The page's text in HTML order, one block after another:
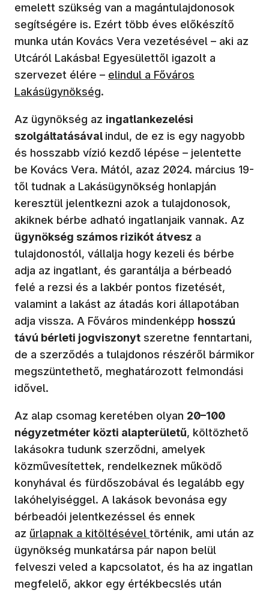
emelett szükség van a magántulajdonosok
segítségére is. Ezért több éves előkészítő
munka után Kovács Vera vezetésével – aki az
Utcáról Lakásba! Egyesülettől igazolt a
szervezet élére – elindul a Főváros
Lakásügynökség.
Az ügynökség az ingatlankezelési
szolgáltatásával indul, de ez is egy nagyobb
és hosszabb vízió kezdő lépése – jelentette
be Kovács Vera. Mától, azaz 2024. március 19-
től tudnak a Lakásügynökség honlapján
keresztül jelentkezni azok a tulajdonosok,
akiknek bérbe adható ingatlanjaik vannak. Az
ügynökség számos rizikót átvesz a
tulajdonostól, vállalja hogy kezeli és bérbe
adja az ingatlant, és garantálja a bérbeadó
felé a rezsi és a lakbér pontos fizetését,
valamint a lakást az átadás kori állapotában
adja vissza. A Főváros mindenképp hosszú
távú bérleti jogviszonyt szeretne fenntartani,
de a szerződés a tulajdonos részéről bármikor
megszüntethető, meghatározott felmondási
idővel.
Az alap csomag keretében olyan 20–100
négyzetméter közti alapterületű, költözhető
lakásokra tudunk szerződni, amelyek
közművesítettek, rendelkeznek működő
konyhával és fürdőszobával és legalább egy
lakóhelyiséggel. A lakások bevonása egy
bérbeadói jelentkezéssel és ennek
az űrlapnak a kitöltésével történik, ami után az
ügynökség munkatársa pár napon belül
felveszi veled a kapcsolatot, és ha az ingatlan
megfelelő, akkor egy értékbecslés után